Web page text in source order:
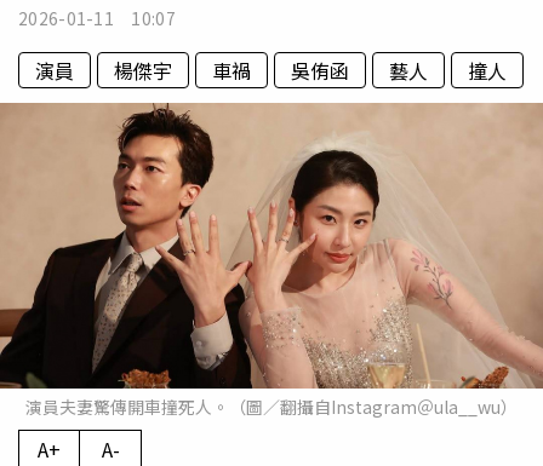
2026-01-11 10:07
演員 楊傑宇 車禍 吳侑函 藝人 撞人
演員夫妻驚傳開車撞死人。（圖／翻攝自Instagram＠ula__wu）
A+ A-